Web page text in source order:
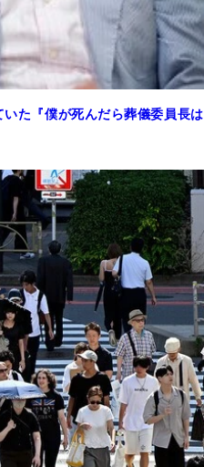
た『僕が死んだら葬儀委員長は